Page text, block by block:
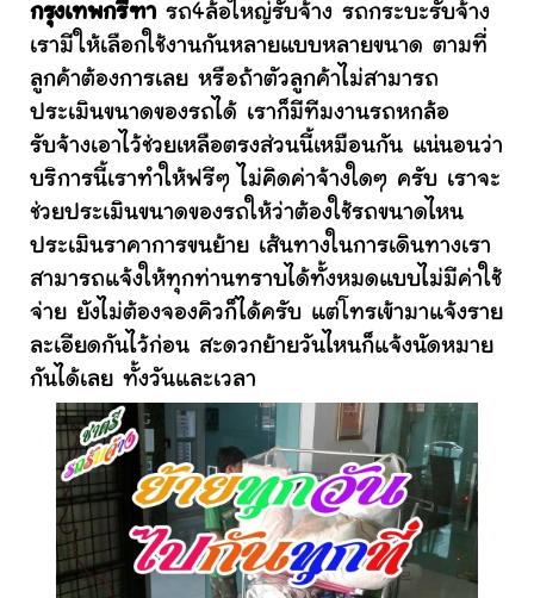
กรุงเทพกรีฑา รถ4ล้อใหญ่รับจ้าง รถกระบะรับจ้าง
เรามีให้เลือกใช้งานกันหลายแบบหลายขนาด ตามที่
ลูกค้าต้องการเลย หรือถ้าตัวลูกค้าไม่สามารถ
ประเมินขนาดของรถได้ เราก็มีทีมงานรถหกล้อ
รับจ้างเอาไว้ช่วยเหลือตรงส่วนนี้เหมือนกัน แน่นอนว่า
บริการนี้เราทำให้ฟรีๆ ไม่คิดค่าจ้างใดๆ ครับ เราจะ
ช่วยประเมินขนาดของรถให้ว่าต้องใช้รถขนาดไหน
ประเมินราคาการขนย้าย เส้นทางในการเดินทางเรา
สามารถแจ้งให้ทุกท่านทราบได้ทั้งหมดแบบไม่มีค่าใช้
จ่าย ยังไม่ต้องจองคิวก็ได้ครับ แต่โทรเข้ามาแจ้งราย
ละเอียดกันไว้ก่อน สะดวกย้ายวันไหนก็แจ้งนัดหมาย
กันได้เลย ทั้งวันและเวลา